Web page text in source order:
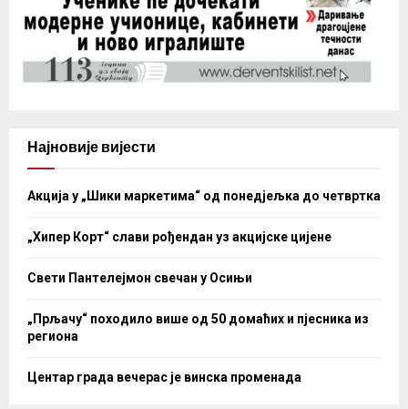
Најновије вијести
Акција у „Шики маркетима“ од понедјељка до четвртка
„Хипер Корт“ слави рођендан уз акцијске цијене
Свети Пантелејмон свечан у Осињи
„Прљачу“ походило више од 50 домаћих и пјесника из
региона
Центар града вечерас је винска променада